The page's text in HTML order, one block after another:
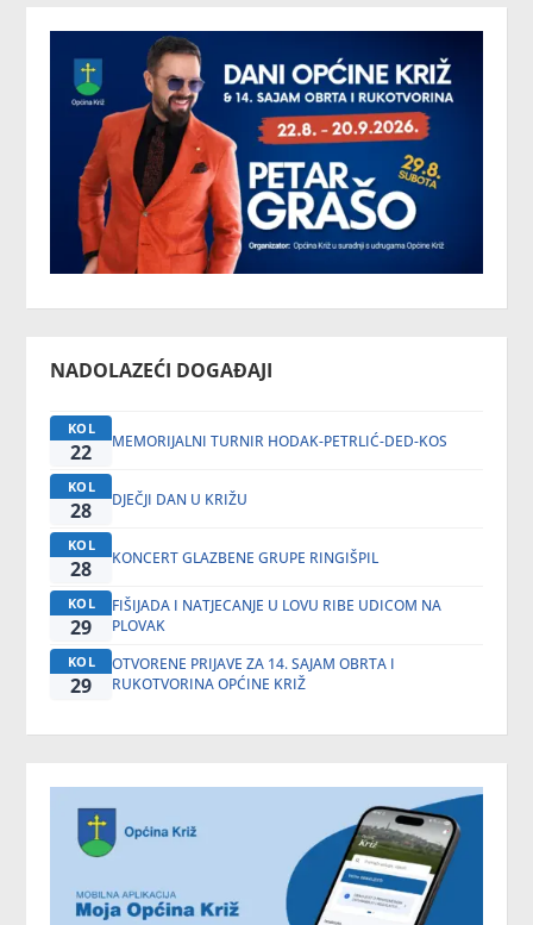
NADOLAZEĆI DOGAĐAJI
KOL
22 MEMORIJALNI TURNIR HODAK-PETRLIĆ-DED-KOS
KOL
28 DJEČJI DAN U KRIŽU
KOL
28 KONCERT GLAZBENE GRUPE RINGIŠPIL
KOL
29
FIŠIJADA I NATJECANJE U LOVU RIBE UDICOM NA
PLOVAK
KOL
29
OTVORENE PRIJAVE ZA 14. SAJAM OBRTA I
RUKOTVORINA OPĆINE KRIŽ